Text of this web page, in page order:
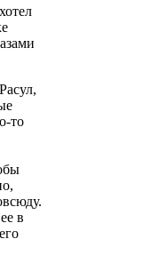
то
в